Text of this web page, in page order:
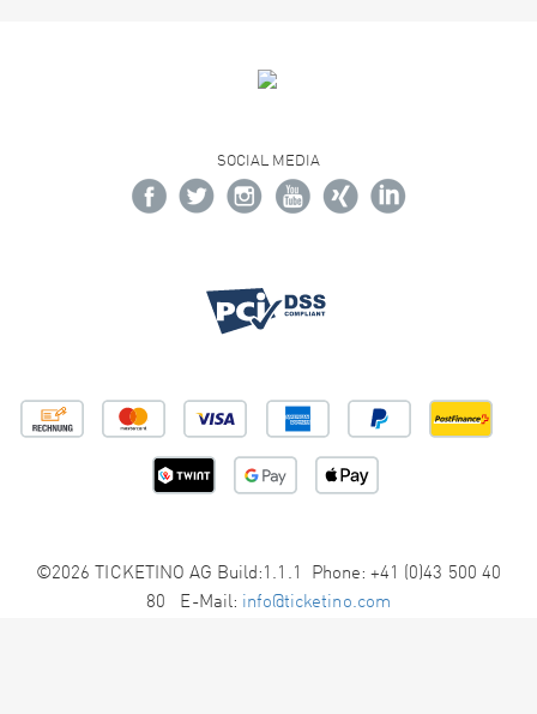
SOCIAL MEDIA
©2026 TICKETINO AG Build:1.1.1 Phone: +41 (0)43 500 40
80 E-Mail: info@ticketino.com